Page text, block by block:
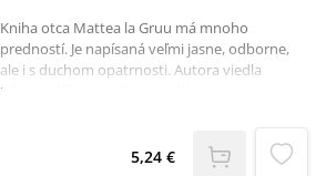
Kniha otca Mattea la Gruu má mnoho
predností. Je napísaná veľmi jasne, odborne,
ale i s duchom opatrnosti. Autora viedla
hlboká túžba pomôcť mnohým trpiacim.
postoj lekára duší, ktorý si je vedomý pravdy a
5,24 €